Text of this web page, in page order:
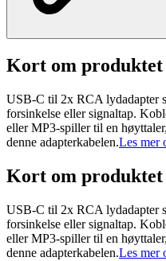
Kort om produktet
USB-C til 2x RCA lydadapter
forsinkelse eller signaltap.
eller MP3-spiller til en
denne adapterkabelen.Les mer
Kort om produktet
USB-C til 2x RCA lydadapter
forsinkelse eller signaltap.
eller MP3-spiller til en
denne adapterkabelen.Les mer